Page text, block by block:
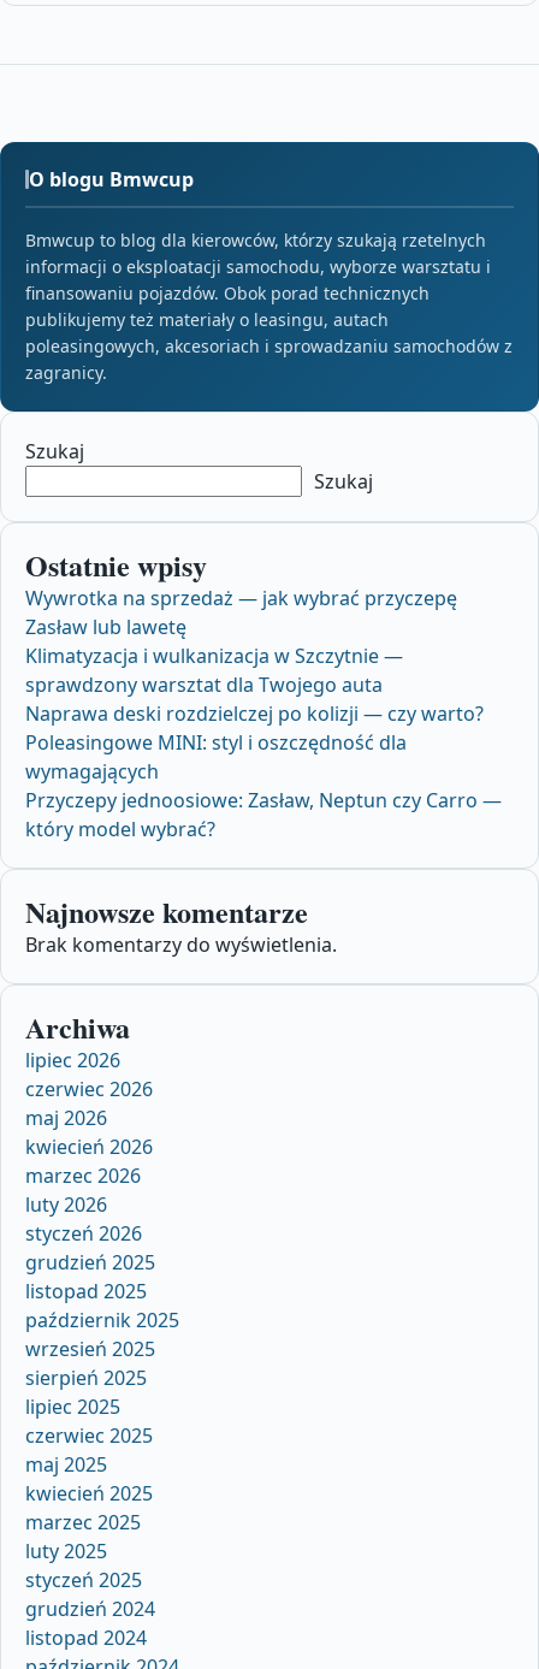
O blogu Bmwcup
Bmwcup to blog dla kierowców, którzy szukają rzetelnych
informacji o eksploatacji samochodu, wyborze warsztatu i
finansowaniu pojazdów. Obok porad technicznych
publikujemy też materiały o leasingu, autach
poleasingowych, akcesoriach i sprowadzaniu samochodów z
zagranicy.
Szukaj
Szukaj
Ostatnie wpisy
Wywrotka na sprzedaż — jak wybrać przyczepę
Zasław lub lawetę
Klimatyzacja i wulkanizacja w Szczytnie —
sprawdzony warsztat dla Twojego auta
Naprawa deski rozdzielczej po kolizji — czy warto?
Poleasingowe MINI: styl i oszczędność dla
wymagających
Przyczepy jednoosiowe: Zasław, Neptun czy Carro —
który model wybrać?
Najnowsze komentarze
Brak komentarzy do wyświetlenia.
Archiwa
lipiec 2026
czerwiec 2026
maj 2026
kwiecień 2026
marzec 2026
luty 2026
styczeń 2026
grudzień 2025
listopad 2025
październik 2025
wrzesień 2025
sierpień 2025
lipiec 2025
czerwiec 2025
maj 2025
kwiecień 2025
marzec 2025
luty 2025
styczeń 2025
grudzień 2024
listopad 2024